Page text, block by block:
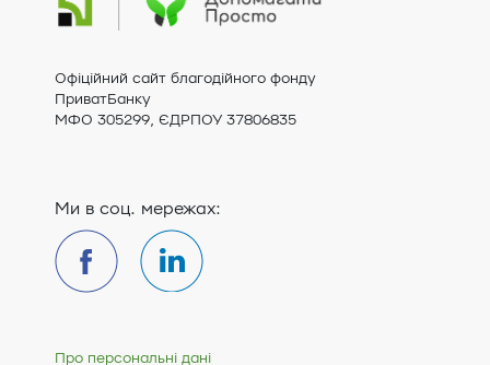
Офіційний сайт благодійного фонду
ПриватБанку
МФО 305299, ЄДРПОУ 37806835
Ми в соц. мережах:
Про персональні дані